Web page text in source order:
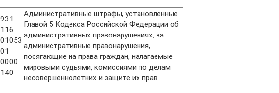
931
116
01053
01
0000
140
Административные штрафы, установленные
Главой 5 Кодекса Российской Федерации об
административных правонарушениях, за
административные правонарушения,
посягающие на права граждан, налагаемые
мировыми судьями, комиссиями по делам
несовершеннолетних и защите их прав